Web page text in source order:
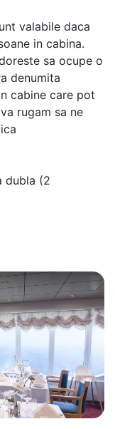
valabile daca
in cabina.
sa ocupe o
denumita
cabine care pot
rugam sa ne
dubla (2